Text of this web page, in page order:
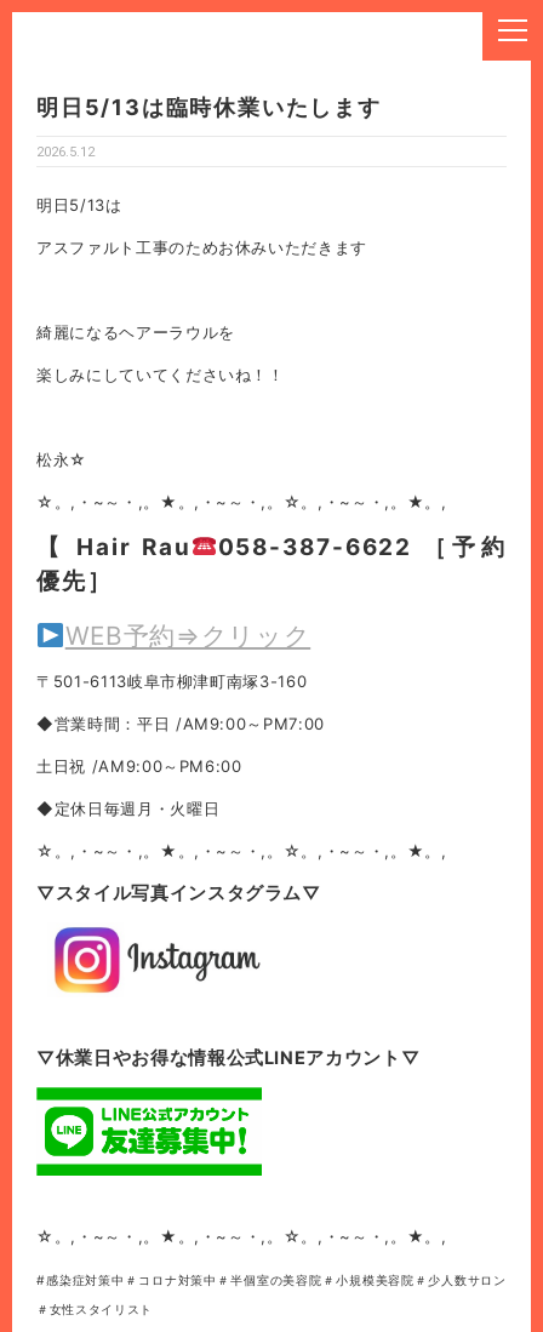
明日5/13は臨時休業いたします
2026.5.12
明日5/13は
アスファルト工事のためお休みいただきます
綺麗になるヘアーラウルを
楽しみにしていてくださいね！！
松永☆
☆。,・~～・,。★。,・~～・,。☆。,・~～・,。★。,
【 Hair Rau
058-387-6622 ［予約
優先］
WEB予約⇒クリック
〒501-6113岐阜市柳津町南塚3-160
◆営業時間：平日 /AM9:00～PM7:00
土日祝 /AM9:00～PM6:00
◆定休日毎週月・火曜日
☆。,・~～・,。★。,・~～・,。☆。,・~～・,。★。,
▽スタイル写真インスタグラム▽
▽休業日やお得な情報公式LINEアカウント▽
☆。,・~～・,。★。,・~～・,。☆。,・~～・,。★。,
#感染症対策中＃コロナ対策中＃半個室の美容院＃小規模美容院＃少人数サロン
＃女性スタイリスト